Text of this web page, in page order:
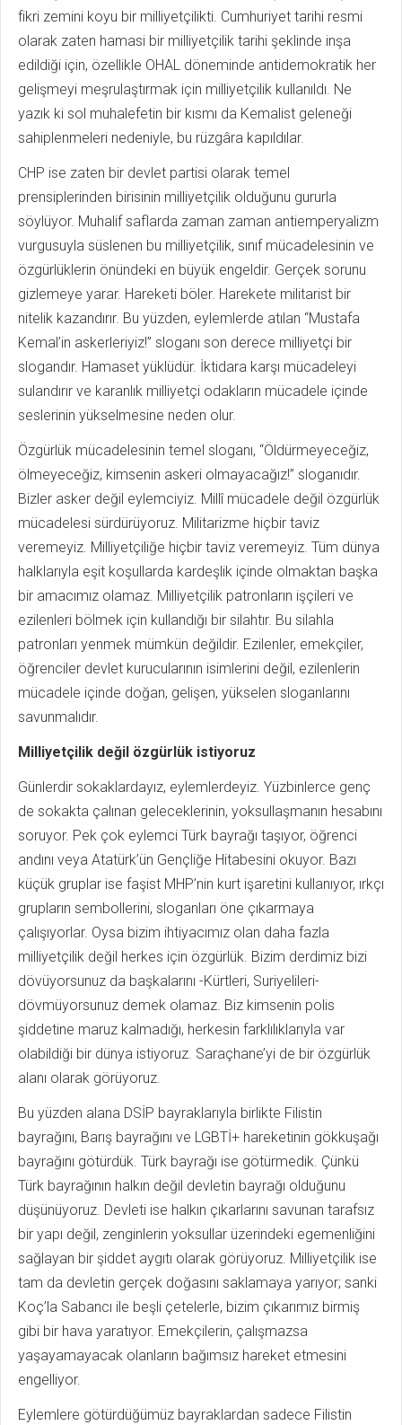
fikri zemini koyu bir milliyetçilikti. Cumhuriyet tarihi resmi
olarak zaten hamasi bir milliyetçilik tarihi şeklinde inşa
edildiği için, özellikle OHAL döneminde antidemokratik her
gelişmeyi meşrulaştırmak için milliyetçilik kullanıldı. Ne
yazık ki sol muhalefetin bir kısmı da Kemalist geleneği
sahiplenmeleri nedeniyle, bu rüzgâra kapıldılar.
CHP ise zaten bir devlet partisi olarak temel
prensiplerinden birisinin milliyetçilik olduğunu gururla
söylüyor. Muhalif saflarda zaman zaman antiemperyalizm
vurgusuyla süslenen bu milliyetçilik, sınıf mücadelesinin ve
özgürlüklerin önündeki en büyük engeldir. Gerçek sorunu
gizlemeye yarar. Hareketi böler. Harekete militarist bir
nitelik kazandırır. Bu yüzden, eylemlerde atılan “Mustafa
Kemal’in askerleriyiz!” sloganı son derece milliyetçi bir
slogandır. Hamaset yüklüdür. İktidara karşı mücadeleyi
sulandırır ve karanlık milliyetçi odakların mücadele içinde
seslerinin yükselmesine neden olur.
Özgürlük mücadelesinin temel sloganı, “Öldürmeyeceğiz,
ölmeyeceğiz, kimsenin askeri olmayacağız!” sloganıdır.
Bizler asker değil eylemciyiz. Millî mücadele değil özgürlük
mücadelesi sürdürüyoruz. Militarizme hiçbir taviz
veremeyiz. Milliyetçiliğe hiçbir taviz veremeyiz. Tüm dünya
halklarıyla eşit koşullarda kardeşlik içinde olmaktan başka
bir amacımız olamaz. Milliyetçilik patronların işçileri ve
ezilenleri bölmek için kullandığı bir silahtır. Bu silahla
patronları yenmek mümkün değildir. Ezilenler, emekçiler,
öğrenciler devlet kurucularının isimlerini değil, ezilenlerin
mücadele içinde doğan, gelişen, yükselen sloganlarını
savunmalıdır.
Milliyetçilik değil özgürlük istiyoruz
Günlerdir sokaklardayız, eylemlerdeyiz. Yüzbinlerce genç
de sokakta çalınan geleceklerinin, yoksullaşmanın hesabını
soruyor. Pek çok eylemci Türk bayrağı taşıyor, öğrenci
andını veya Atatürk’ün Gençliğe Hitabesini okuyor. Bazı
küçük gruplar ise faşist MHP’nin kurt işaretini kullanıyor, ırkçı
grupların sembollerini, sloganları öne çıkarmaya
çalışıyorlar. Oysa bizim ihtiyacımız olan daha fazla
milliyetçilik değil herkes için özgürlük. Bizim derdimiz bizi
dövüyorsunuz da başkalarını -Kürtleri, Suriyelileri-
dövmüyorsunuz demek olamaz. Biz kimsenin polis
şiddetine maruz kalmadığı, herkesin farklılıklarıyla var
olabildiği bir dünya istiyoruz. Saraçhane’yi de bir özgürlük
alanı olarak görüyoruz.
Bu yüzden alana DSİP bayraklarıyla birlikte Filistin
bayrağını, Barış bayrağını ve LGBTİ+ hareketinin gökkuşağı
bayrağını götürdük. Türk bayrağı ise götürmedik. Çünkü
Türk bayrağının halkın değil devletin bayrağı olduğunu
düşünüyoruz. Devleti ise halkın çıkarlarını savunan tarafsız
bir yapı değil, zenginlerin yoksullar üzerindeki egemenliğini
sağlayan bir şiddet aygıtı olarak görüyoruz. Milliyetçilik ise
tam da devletin gerçek doğasını saklamaya yarıyor; sanki
Koç’la Sabancı ile beşli çetelerle, bizim çıkarımız birmiş
gibi bir hava yaratıyor. Emekçilerin, çalışmazsa
yaşayamayacak olanların bağımsız hareket etmesini
engelliyor.
Eylemlere götürdüğümüz bayraklardan sadece Filistin